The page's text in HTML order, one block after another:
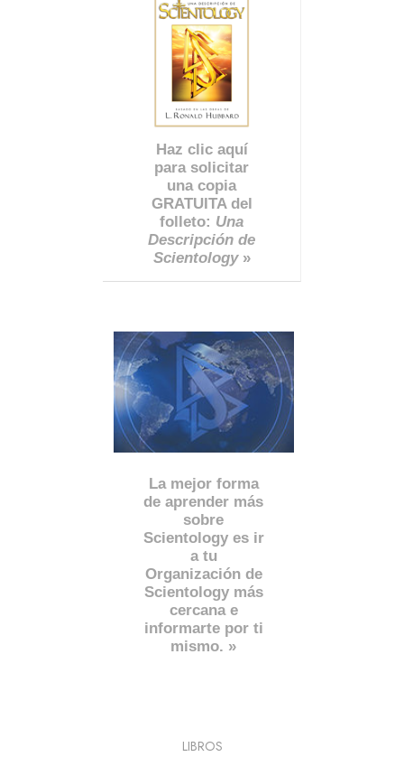
Haz clic aquí
para solicitar
una copia
GRATUITA del
folleto: Una
Descripción de
Scientology»
La mejor forma
de aprender más
sobre
Scientology es ir
a tu
Organización de
Scientology más
cercana e
informarte por ti
mismo. »
LIBROS